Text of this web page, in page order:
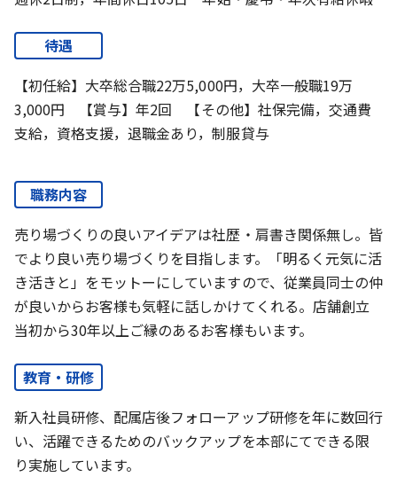
待遇
【初任給】大卒総合職22万5,000円，大卒一般職19万
3,000円 【賞与】年2回 【その他】社保完備，交通費
支給，資格支援，退職金あり，制服貸与
職務内容
売り場づくりの良いアイデアは社歴・肩書き関係無し。皆
でより良い売り場づくりを目指します。「明るく元気に活
き活きと」をモットーにしていますので、従業員同士の仲
が良いからお客様も気軽に話しかけてくれる。店舗創立
当初から30年以上ご縁のあるお客様もいます。
教育・研修
新入社員研修、配属店後フォローアップ研修を年に数回行
い、活躍できるためのバックアップを本部にてできる限
り実施しています。